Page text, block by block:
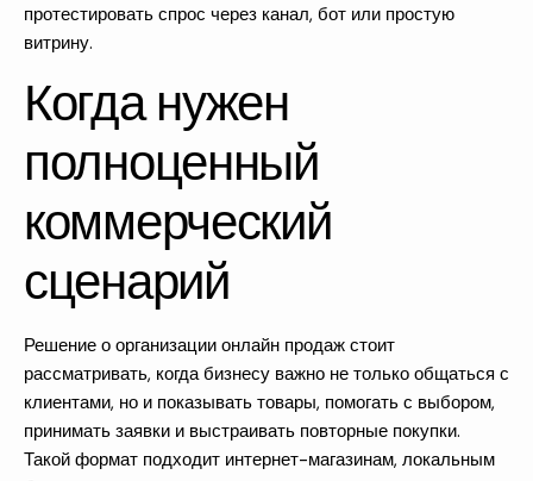
протестировать спрос через канал, бот или простую
витрину.
Когда нужен
полноценный
коммерческий
сценарий
Решение о организации онлайн продаж стоит
рассматривать, когда бизнесу важно не только общаться с
клиентами, но и показывать товары, помогать с выбором,
принимать заявки и выстраивать повторные покупки.
Такой формат подходит интернет-магазинам, локальным